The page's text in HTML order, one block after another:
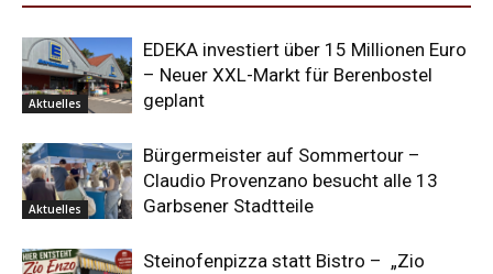
Aktuelles
EDEKA investiert über 15 Millionen Euro
– Neuer XXL-Markt für Berenbostel
geplant
Aktuelles
Bürgermeister auf Sommertour –
Claudio Provenzano besucht alle 13
Garbsener Stadtteile
Steinofenpizza statt Bistro – „Zio